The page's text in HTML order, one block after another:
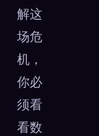
解这
场危
机，
你必
须看
看数